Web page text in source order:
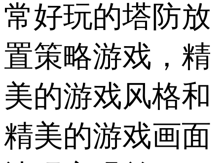
常好玩的塔防放
置策略游戏，精
美的游戏风格和
精美的游戏画面